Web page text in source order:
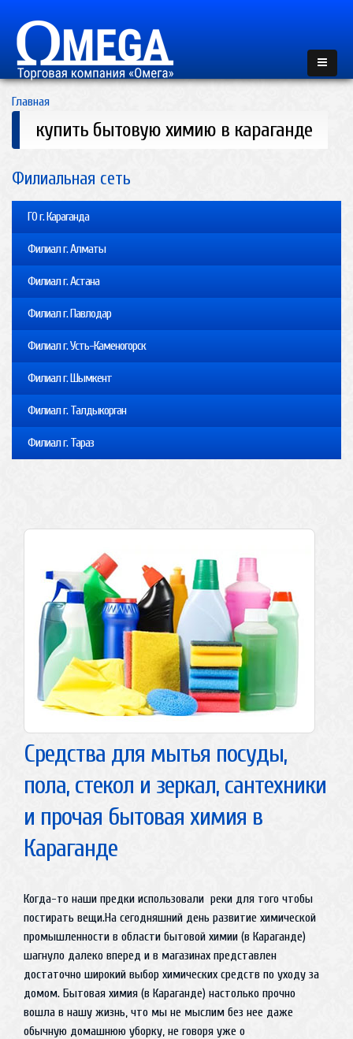
Главная
купить бытовую химию в караганде
Филиальная сеть
ГО г. Караганда
Филиал г. Алматы
Филиал г. Астана
Филиал г. Павлодар
Филиал г. Усть-Каменогорск
Филиал г. Шымкент
Филиал г. Талдыкорган
Филиал г. Тараз
Средства для мытья посуды,
пола, стекол и зеркал, сантехники
и прочая бытовая химия в
Караганде
Когда-то наши предки использовали реки для того чтобы
постирать вещи.На сегодняшний день развитие химической
промышленности в области бытовой химии (в Караганде)
шагнуло далеко вперед и в магазинах представлен
достаточно широкий выбор химических средств по уходу за
домом. Бытовая химия (в Караганде) настолько прочно
вошла в нашу жизнь, что мы не мыслим без нее даже
обычную домашнюю уборку, не говоря уже о